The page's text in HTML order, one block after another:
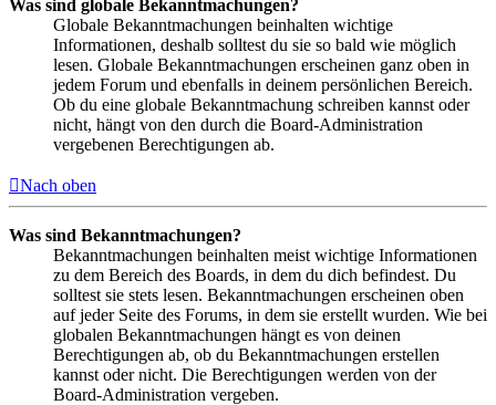
Was sind globale Bekanntmachungen?
Globale Bekanntmachungen beinhalten wichtige
Informationen, deshalb solltest du sie so bald wie möglich
lesen. Globale Bekanntmachungen erscheinen ganz oben in
jedem Forum und ebenfalls in deinem persönlichen Bereich.
Ob du eine globale Bekanntmachung schreiben kannst oder
nicht, hängt von den durch die Board-Administration
vergebenen Berechtigungen ab.
Nach oben
Was sind Bekanntmachungen?
Bekanntmachungen beinhalten meist wichtige Informationen
zu dem Bereich des Boards, in dem du dich befindest. Du
solltest sie stets lesen. Bekanntmachungen erscheinen oben
auf jeder Seite des Forums, in dem sie erstellt wurden. Wie bei
globalen Bekanntmachungen hängt es von deinen
Berechtigungen ab, ob du Bekanntmachungen erstellen
kannst oder nicht. Die Berechtigungen werden von der
Board-Administration vergeben.